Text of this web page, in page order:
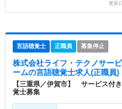
更新
言語聴覚士 正職員 募集停止
株式会社ライフ・テクノサー
ームの言語聴覚士求人(正職員)
【三重県／伊賀市】 サービス付
覚士募集